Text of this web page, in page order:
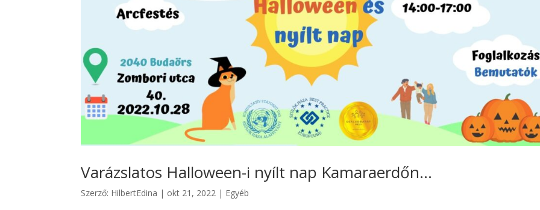
Varázslatos Halloween-i nyílt nap Kamaraerdőn…
Szerző: HilbertEdina | okt 21, 2022 | Egyéb